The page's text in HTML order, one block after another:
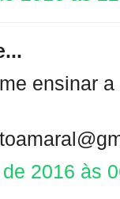
ensinar
2016 às